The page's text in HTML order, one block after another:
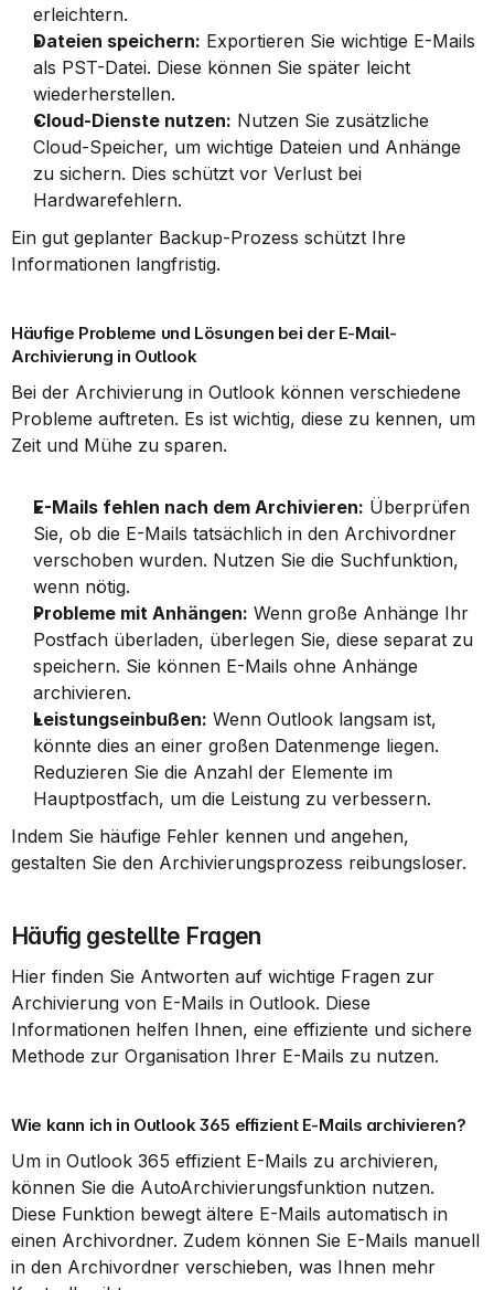
erleichtern.
Dateien speichern: Exportieren Sie wichtige E-Mails
als PST-Datei. Diese können Sie später leicht
wiederherstellen.
Cloud-Dienste nutzen: Nutzen Sie zusätzliche
Cloud-Speicher, um wichtige Dateien und Anhänge
zu sichern. Dies schützt vor Verlust bei
Hardwarefehlern.
Ein gut geplanter Backup-Prozess schützt Ihre
Informationen langfristig.
Häufige Probleme und Lösungen bei der E-Mail-
Archivierung in Outlook
Bei der Archivierung in Outlook können verschiedene
Probleme auftreten. Es ist wichtig, diese zu kennen, um
Zeit und Mühe zu sparen.
E-Mails fehlen nach dem Archivieren: Überprüfen
Sie, ob die E-Mails tatsächlich in den Archivordner
verschoben wurden. Nutzen Sie die Suchfunktion,
wenn nötig.
Probleme mit Anhängen: Wenn große Anhänge Ihr
Postfach überladen, überlegen Sie, diese separat zu
speichern. Sie können E-Mails ohne Anhänge
archivieren.
Leistungseinbußen: Wenn Outlook langsam ist,
könnte dies an einer großen Datenmenge liegen.
Reduzieren Sie die Anzahl der Elemente im
Hauptpostfach, um die Leistung zu verbessern.
Indem Sie häufige Fehler kennen und angehen,
gestalten Sie den Archivierungsprozess reibungsloser.
Häufig gestellte Fragen
Hier finden Sie Antworten auf wichtige Fragen zur
Archivierung von E-Mails in Outlook. Diese
Informationen helfen Ihnen, eine effiziente und sichere
Methode zur Organisation Ihrer E-Mails zu nutzen.
Wie kann ich in Outlook 365 effizient E-Mails archivieren?
Um in Outlook 365 effizient E-Mails zu archivieren,
können Sie die AutoArchivierungsfunktion nutzen.
Diese Funktion bewegt ältere E-Mails automatisch in
einen Archivordner. Zudem können Sie E-Mails manuell
in den Archivordner verschieben, was Ihnen mehr